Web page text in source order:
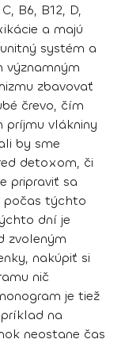
B6, B12, D,
a majú
systém a
významným
zbavovať
črevo, čím
príjmu vlákniny
by sme
detoxom, či
pripraviť sa
počas týchto
dní je
zvoleným
nakúpiť si
nič
je tiež
na
neostane čas